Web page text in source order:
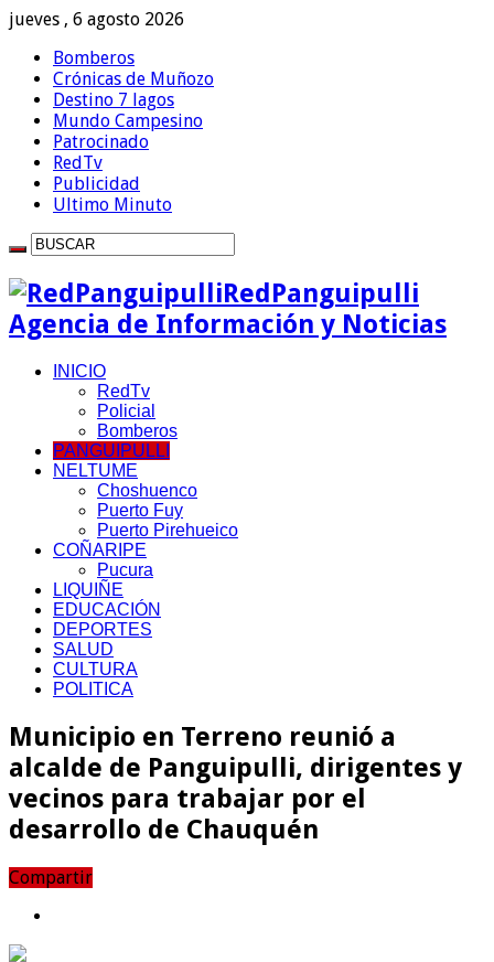
jueves , 6 agosto 2026
Bomberos
Crónicas de Muñozo
Destino 7 lagos
Mundo Campesino
Patrocinado
RedTv
Publicidad
Ultimo Minuto
RedPanguipulli
Agencia de Información y Noticias
INICIO
RedTv
Policial
Bomberos
PANGUIPULLI
NELTUME
Choshuenco
Puerto Fuy
Puerto Pirehueico
COÑARIPE
Pucura
LIQUIÑE
EDUCACIÓN
DEPORTES
SALUD
CULTURA
POLITICA
Municipio en Terreno reunió a
alcalde de Panguipulli, dirigentes y
vecinos para trabajar por el
desarrollo de Chauquén
Compartir